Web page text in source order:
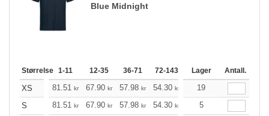
Blue Midnight
Størrelse 1-11 12-35 36-71 72-143 144-287 288 +
Lager Antall.
XS 81.51 kr 67.90 kr 57.98 kr 54.30 kr 51.62
19
S
81.51 kr 67.90 kr 57.98 kr 54.30 kr 51.62
5